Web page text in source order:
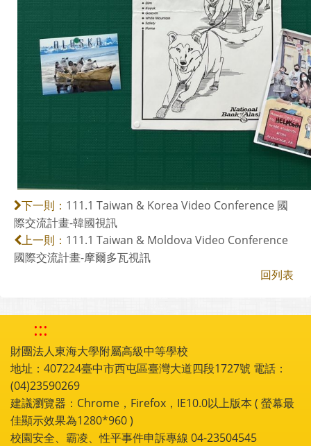
下一則： 111.1 Taiwan & Korea Video Conference 國
際交流計畫-韓國視訊
上一則： 111.1 Taiwan & Moldova Video Conference
國際交流計畫-摩爾多瓦視訊
回列表
:::
財團法人東海大學附屬高級中等學校
地址：407224臺中市西屯區臺灣大道四段1727號 電話：
(04)23590269
建議瀏覽器：Chrome，Firefox，IE10.0以上版本 ( 螢幕最
佳顯示效果為1280*960 )
校園安全、霸凌、性平事件申訴專線 04-23504545